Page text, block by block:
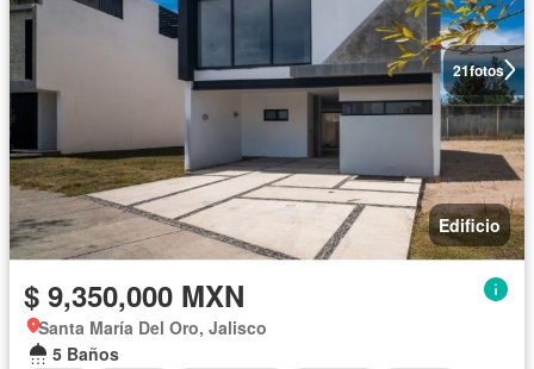
21fotos
Edificio
$ 9,350,000 MXN
Santa María Del Oro, Jalisco
5 Baños